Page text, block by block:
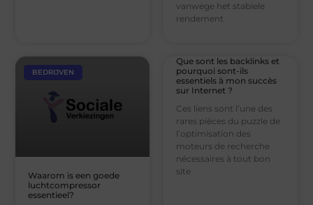
vanwege het stabiele
rendement
BEDRIJVEN
Waarom is een goede
luchtcompressor
essentieel?
Que sont les backlinks et
pourquoi sont-ils
essentiels à mon succès
sur Internet ?
Ces liens sont l’une des
rares pièces du puzzle de
l’optimisation des
moteurs de recherche
nécessaires à tout bon
site